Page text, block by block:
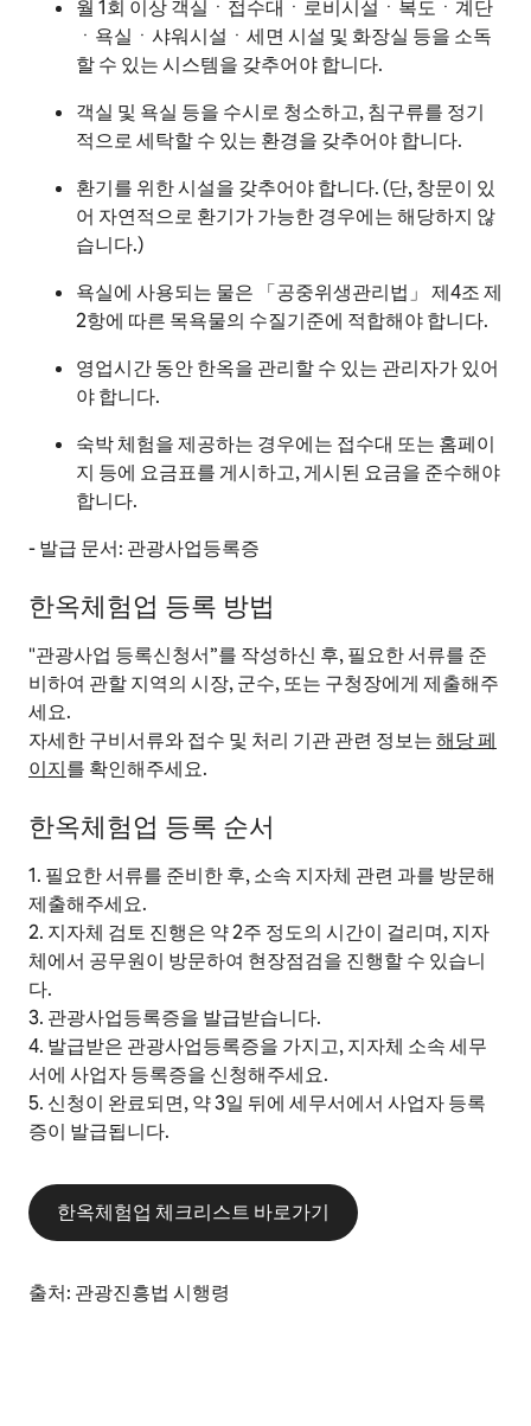
월 1회 이상 객실ㆍ접수대ㆍ로비시설ㆍ복도ㆍ계단
ㆍ욕실ㆍ샤워시설ㆍ세면 시설 및 화장실 등을 소독
할 수 있는 시스템을 갖추어야 합니다.
객실 및 욕실 등을 수시로 청소하고, 침구류를 정기
적으로 세탁할 수 있는 환경을 갖추어야 합니다.
환기를 위한 시설을 갖추어야 합니다. (단, 창문이 있
어 자연적으로 환기가 가능한 경우에는 해당하지 않
습니다.)
욕실에 사용되는 물은 「공중위생관리법」 제4조 제
2항에 따른 목욕물의 수질기준에 적합해야 합니다.
영업시간 동안 한옥을 관리할 수 있는 관리자가 있어
야 합니다.
숙박 체험을 제공하는 경우에는 접수대 또는 홈페이
지 등에 요금표를 게시하고, 게시된 요금을 준수해야
합니다.
- 발급 문서: 관광사업등록증
한옥체험업 등록 방법
"관광사업 등록신청서”를 작성하신 후, 필요한 서류를 준
비하여 관할 지역의 시장, 군수, 또는 구청장에게 제출해주
세요.
자세한 구비서류와 접수 및 처리 기관 관련 정보는해당 페
이지를 확인해주세요.
한옥체험업 등록 순서
1. 필요한 서류를 준비한 후, 소속 지자체 관련 과를 방문해
제출해주세요.
2. 지자체 검토 진행은 약 2주 정도의 시간이 걸리며, 지자
체에서 공무원이 방문하여 현장점검을 진행할 수 있습니
다.
3. 관광사업등록증을 발급받습니다.
4. 발급받은 관광사업등록증을 가지고, 지자체 소속 세무
서에 사업자 등록증을 신청해주세요.
5. 신청이 완료되면, 약 3일 뒤에 세무서에서 사업자 등록
증이 발급됩니다.
한옥체험업 체크리스트 바로가기
출처: 관광진흥법 시행령